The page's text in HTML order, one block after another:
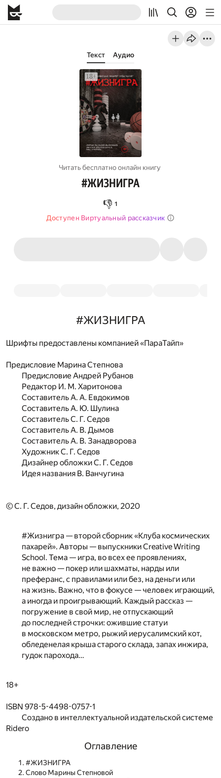
Текст Аудио
Читать бесплатно онлайн книгу
#ЖИЗНИГРА
👎 1
Доступен Виртуальный рассказчик
#ЖИЗНИГРА
Шрифты предоставлены компанией «ПараТайп»
Предисловие Марина Степнова
Предисловие Андрей Рубанов
Редактор И. М. Харитонова
СоставительА. А. Евдокимов
СоставительА. Ю. Шулина
СоставительС. Г. Седов
СоставительА. В. Дымов
СоставительА. В. Занадворова
ХудожникС. Г. Седов
Дизайнер обложкиС. Г. Седов
Идея названия В. Ванчугина
© С. Г. Седов, дизайн обложки, 2020
#Жизнигра — второй сборник «Клуба космических
пахарей». Авторы — выпускники Creative Writing
School. Тема — игра, во всех ее проявлениях,
не важно — покер или шахматы, нарды или
преферанс, с правилами или без, на деньги или
на жизнь. Важно, что в фокусе — человек играющий,
а иногда и проигрывающий. Каждый рассказ —
погружение в свой мир, не отпускающий
до последней строчки: ожившие статуи
в московском метро, рыжий иерусалимский кот,
обледенелая крыша старого склада, запах инжира,
гудок парохода…
18+
ISBN 978-5-4498-0757-1
Создано в интеллектуальной издательской системе
Ridero
Оглавление
#ЖИЗНИГРА
Слово Марины Степновой